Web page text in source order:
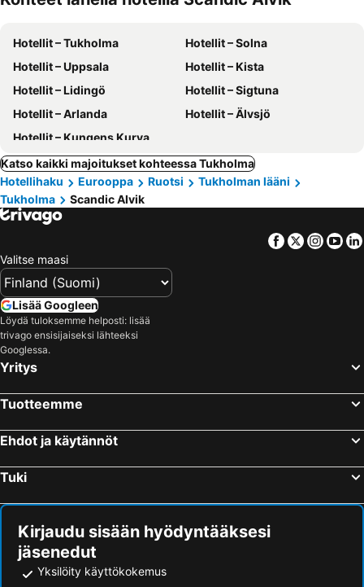
Hotellit – Tukholma
Hotellit – Solna
Hotellit – Uppsala
Hotellit – Kista
Hotellit – Lidingö
Hotellit – Sigtuna
Hotellit – Arlanda
Hotellit – Älvsjö
Hotellit – Kungens Kurva
Katso kaikki majoitukset kohteessa Tukholma
Hotellihaku
Eurooppa Ruotsi
Tukholman lääni
Tukholma
Scandic Alvik
Facebook
Twitter
Valitse maasi
Lisää Googleen
Löydä tuloksemme helposti: lisää
trivago ensisijaiseksi lähteeksi
Googlessa.
Yritys
Tuotteemme
Ehdot ja käytännöt
Tuki
Kirjaudu sisään hyödyntääksesi
jäsenedut
Yksilöity käyttökokemus